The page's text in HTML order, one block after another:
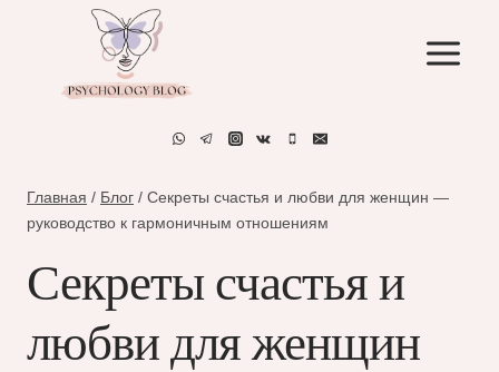
содержимому
Главная / Блог / Секреты счастья и любви для женщин —
руководство к гармоничным отношениям
Секреты счастья и
любви для женщин